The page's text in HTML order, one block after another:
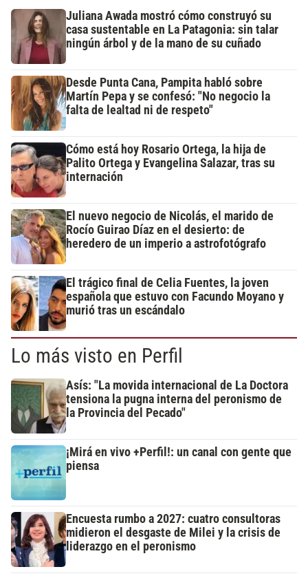
Juliana Awada mostró cómo construyó su
casa sustentable en La Patagonia: sin talar
ningún árbol y de la mano de su cuñado
Desde Punta Cana, Pampita habló sobre
Martín Pepa y se confesó: "No negocio la
falta de lealtad ni de respeto"
Cómo está hoy Rosario Ortega, la hija de
Palito Ortega y Evangelina Salazar, tras su
internación
El nuevo negocio de Nicolás, el marido de
Rocío Guirao Díaz en el desierto: de
heredero de un imperio a astrofotógrafo
El trágico final de Celia Fuentes, la joven
española que estuvo con Facundo Moyano y
murió tras un escándalo
Lo más visto en Perfil
Asís: "La movida internacional de La Doctora
tensiona la pugna interna del peronismo de
la Provincia del Pecado"
¡Mirá en vivo +Perfil!: un canal con gente que
piensa
Encuesta rumbo a 2027: cuatro consultoras
midieron el desgaste de Milei y la crisis de
liderazgo en el peronismo